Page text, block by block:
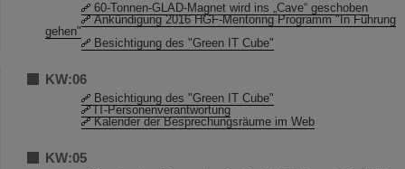
60-Tonnen-GLAD-Magnet wird ins „Cave“ geschoben
Ankündigung 2016 HGF-Mentoring Programm "In Führung
gehen"
Besichtigung des "Green IT Cube"
KW:06
Besichtigung des "Green IT Cube"
IT-Personenverantwortung
Kalender der Besprechungsräume im Web
KW:05